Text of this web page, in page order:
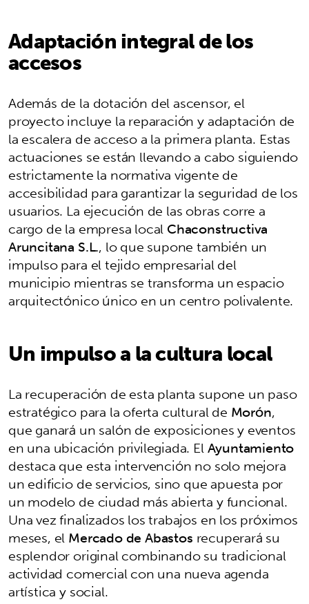
Adaptación integral de los
accesos
Además de la dotación del ascensor, el
proyecto incluye la reparación y adaptación de
la escalera de acceso a la primera planta. Estas
actuaciones se están llevando a cabo siguiendo
estrictamente la normativa vigente de
accesibilidad para garantizar la seguridad de los
usuarios. La ejecución de las obras corre a
cargo de la empresa localChaconstructiva
Aruncitana S.L., lo que supone también un
impulso para el tejido empresarial del
municipio mientras se transforma un espacio
arquitectónico único en un centro polivalente.
Un impulso a la cultura local
La recuperación de esta planta supone un paso
estratégico para la oferta cultural de Morón,
que ganará un salón de exposiciones y eventos
en una ubicación privilegiada. ElAyuntamiento
destaca que esta intervención no solo mejora
un edificio de servicios, sino que apuesta por
un modelo de ciudad más abierta y funcional.
Una vez finalizados los trabajos en los próximos
meses, elMercado de Abastos recuperará su
esplendor original combinando su tradicional
actividad comercial con una nueva agenda
artística y social.